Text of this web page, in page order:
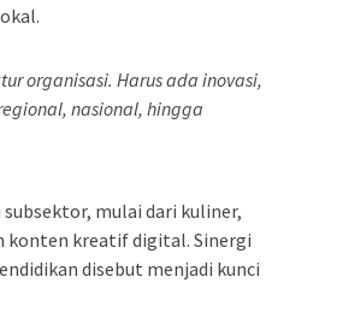
organisasi. Harus ada inovasi,
nasional, hingga
mulai dari kuliner,
konten kreatif digital. Sinergi
disebut menjadi kunci